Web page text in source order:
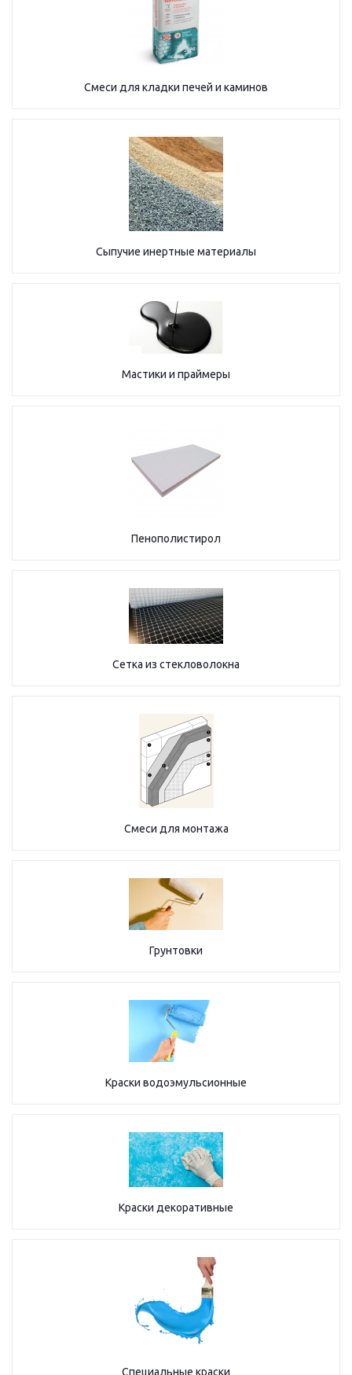
Смеси для кладки печей и каминов
Сыпучие инертные материалы
Мастики и праймеры
Пенополистирол
Сетка из стекловолокна
Смеси для монтажа
Грунтовки
Краски водоэмульсионные
Краски декоративные
Специальные краски